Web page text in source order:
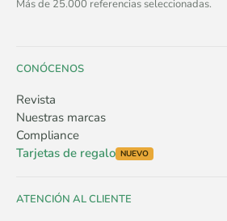
Más de 25.000 referencias seleccionadas.
CONÓCENOS
Revista
Nuestras marcas
Compliance
Tarjetas de regalo NUEVO
ATENCIÓN AL CLIENTE